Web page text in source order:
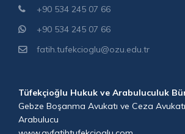
+90 534 245 07 66
+90 534 245 07 66
fatih.tufekcioglu@ozu.edu.tr
Tüfekçioğlu Hukuk ve Arabuluculuk
Gebze Boşanma Avukatı ve Ceza
Arabulucu